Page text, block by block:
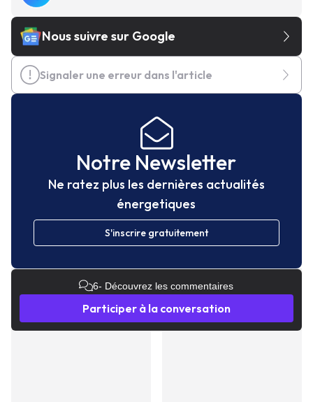
Nous suivre sur Google
Signaler une erreur dans l'article
Notre Newsletter
Ne ratez plus les dernières actualités
énergetiques
S'inscrire gratuitement
6- Découvrez les commentaires
Participer à la conversation